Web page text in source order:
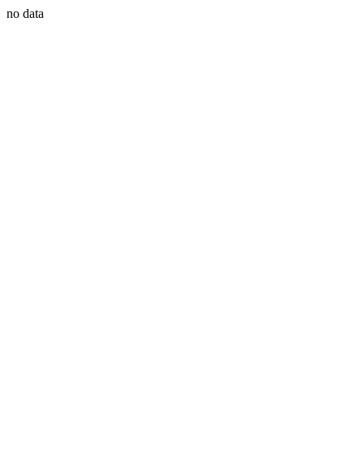
no data